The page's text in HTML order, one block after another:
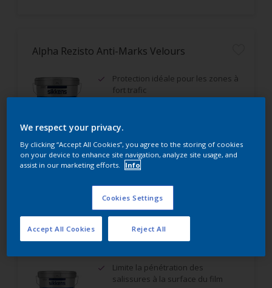
Alpha Rezisto Anti-Marks Velours
Protection idéale pour les zones à
fort trafic
Très bon rendement
Alpha Rezisto Easy Clean Mat Velouté
Limite la pénétration des
salissures à la surface du film
We respect your privacy.
By clicking “Accept All Cookies”, you agree to the storing of cookies
on your device to enhance site navigation, analyze site usage, and
assist in our marketing efforts.
Info
Cookies Settings
Reject All
Accept All Cookies